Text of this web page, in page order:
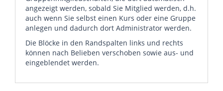
angezeigt werden, sobald Sie Mitglied werden, d.h.
auch wenn Sie selbst einen Kurs oder eine Gruppe
anlegen und dadurch dort Administrator werden.
Die Blöcke in den Randspalten links und rechts
können nach Belieben verschoben sowie aus- und
eingeblendet werden.